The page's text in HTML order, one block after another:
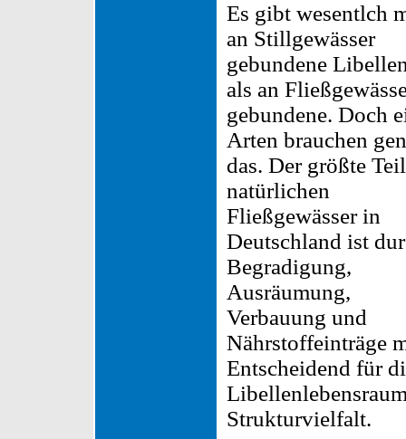
Es gibt wesentlch
an Stillgewässer
gebundene
als an
gebundene. Doch
Arten brauchen
das. Der größte
natürlichen
Fließgewässer in
Deutschland ist
Begradigung,
Ausräumung,
Verbauung und
Nährstoffeinträge
Entscheidend für
Strukturvielfalt.